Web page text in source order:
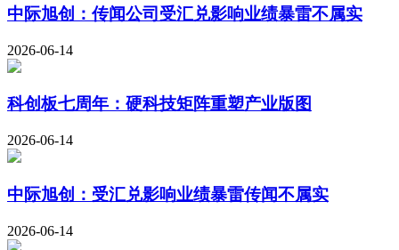
中际旭创：传闻公司受汇兑影响业绩暴雷不属实
2026-06-14
科创板七周年：硬科技矩阵重塑产业版图
2026-06-14
中际旭创：受汇兑影响业绩暴雷传闻不属实
2026-06-14